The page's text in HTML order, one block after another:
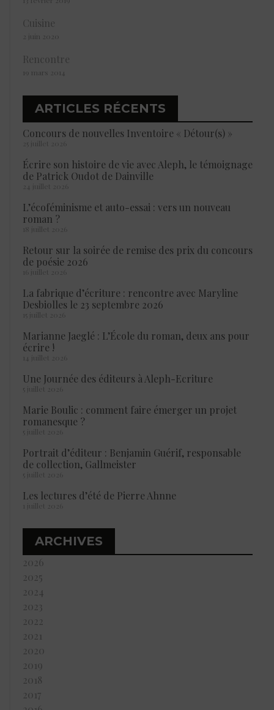
Cuisine
2 juin 2020
Rencontre
19 mars 2014
ARTICLES RÉCENTS
Concours de nouvelles Inventoire « Détour(s) »
25 juillet 2026
Écrire son histoire de vie avec Aleph, le témoignage
de Patrick Oudot de Dainville
24 juillet 2026
L’écoféminisme et auto-essai : vers un nouveau
roman ?
18 juillet 2026
Retour sur la soirée de remise des prix du concours
de poésie 2026
16 juillet 2026
La fabrique d’écriture : rencontre avec Maryline
Desbiolles le 23 septembre 2026
15 juillet 2026
Marianne Jaeglé : L’École du roman, deux ans pour
écrire !
14 juillet 2026
Une Journée des éditeurs à Aleph-Ecriture
5 juillet 2026
Marie Boulic : comment faire émerger un projet
romanesque ?
5 juillet 2026
Portrait d’éditeur : Benjamin Guérif, responsable
de collection, Gallmeister
5 juillet 2026
Les lectures d’été de Pierre Ahnne
1 juillet 2026
ARCHIVES
2026
2025
2024
2023
2022
2021
2020
2019
2018
2017